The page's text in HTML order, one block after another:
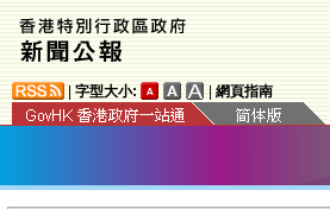
字型大小: 網頁指南